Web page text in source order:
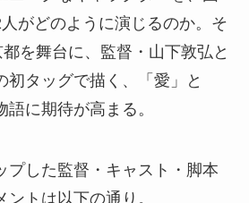
がどのように演じるのか。そ
都を舞台に、監督・山下敦弘と
初タッグで描く、「愛」と
語に期待が高まる。
プした監督・キャスト・脚本
トは以下の通り。